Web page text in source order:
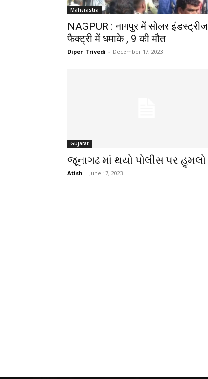
Maharastra
NAGPUR : नागपुर में सोलर इंडस्ट्रीज
फैक्ट्री में धमाके , 9 की मौत
Dipen Trivedi - December 17, 2023
Gujarat
જૂનાગઢ માં થયો પોલીસ પર હુમલો
Atish - June 17, 2023